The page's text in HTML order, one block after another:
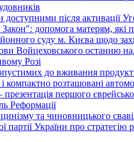
доступними після активації
допомога матерям, які
суду м. Києва щодо
Войцеховського останню
Розі
до вживання
компактно розташовані
першого
Реформації
та чиновницького
партії України про стратегію